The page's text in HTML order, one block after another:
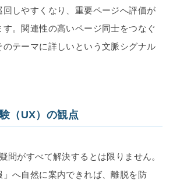
回しやすくなり、重要ページへ評価が
。関連性の高いページ同士をつなぐ
のテーマに詳しいという文脈シグナル
（UX）の観点
問がすべて解決するとは限りません。
」へ自然に案内できれば、離脱を防